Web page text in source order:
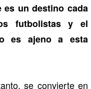
es un destino cada
futbolistas y el
es ajeno a esta
se convierte en